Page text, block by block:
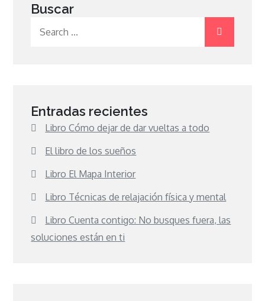
Buscar
Entradas recientes
Libro Cómo dejar de dar vueltas a todo
El libro de los sueños
Libro El Mapa Interior
Libro Técnicas de relajación física y mental
Libro Cuenta contigo: No busques fuera, las
soluciones están en ti